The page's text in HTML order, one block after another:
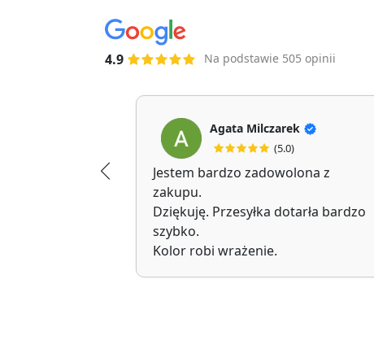
4.9 Na podstawie 505 opinii
Agata Milczarek
(5.0)
Jestem bardzo zadowolona z
zakupu.
Dziękuję. Przesyłka dotarła bardzo
szybko.
Kolor robi wrażenie.